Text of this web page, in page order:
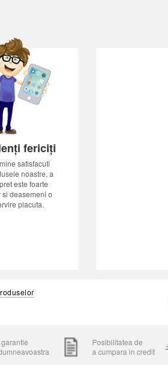
fericiți
satisfacuti
noastre, a
este foarte
si deasemeni o
placuta.
Posibilitatea de
a cumpara in credit